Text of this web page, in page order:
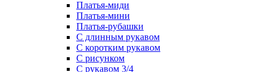
Платья-миди
Платья-мини
Платья-рубашки
С длинным рукавом
С коротким рукавом
С рисунком
С рукавом 3/4